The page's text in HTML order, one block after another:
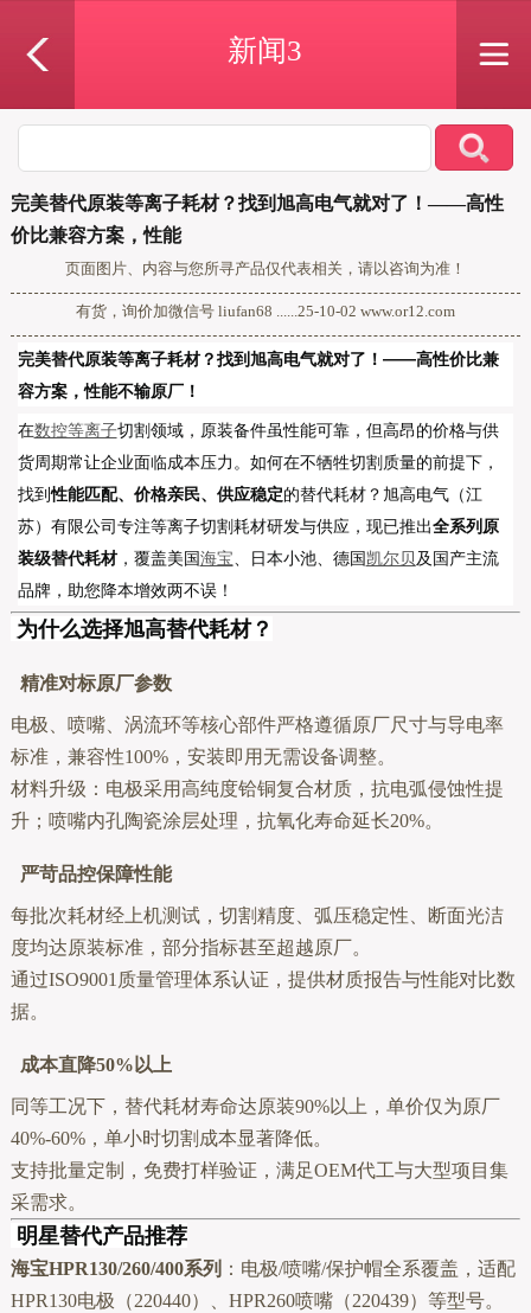
新闻3
完美替代原装等离子耗材？找到旭高电气就对了！——高性
价比兼容方案，性能
页面图片、内容与您所寻产品仅代表相关，请以咨询为准！
有货，询价加微信号 liufan68 ......25-10-02 www.or12.com
完美替代原装等离子耗材？找到旭高电气就对了！——高性价比兼
容方案，性能不输原厂！
在数控等离子切割领域，原装备件虽性能可靠，但高昂的价格与供
货周期常让企业面临成本压力。如何在不牺牲切割质量的前提下，
找到性能匹配、价格亲民、供应稳定的替代耗材？旭高电气（江
苏）有限公司专注等离子切割耗材研发与供应，现已推出全系列原
装级替代耗材，覆盖美国海宝 、日本小池、德国凯尔贝及国产主流
品牌，助您降本增效两不误！
为什么选择旭高替代耗材？
精准对标原厂参数
电极、喷嘴、涡流环等核心部件严格遵循原厂尺寸与导电率
标准，兼容性100%，安装即用无需设备调整。
材料升级：电极采用高纯度铪铜复合材质，抗电弧侵蚀性提
升；喷嘴内孔陶瓷涂层处理，抗氧化寿命延长20%。
严苛品控保障性能
每批次耗材经上机测试，切割精度、弧压稳定性、断面光洁
度均达原装标准，部分指标甚至超越原厂。
通过ISO9001质量管理体系认证，提供材质报告与性能对比数
据。
成本直降50%以上
同等工况下，替代耗材寿命达原装90%以上，单价仅为原厂
40%-60%，单小时切割成本显著降低。
支持批量定制，免费打样验证，满足OEM代工与大型项目集
采需求。
明星替代产品推荐
海宝HPR130/260/400系列 ：电极/喷嘴/保护帽全系覆盖，适配
HPR130电极（220440）、HPR260喷嘴（220439）等型号。